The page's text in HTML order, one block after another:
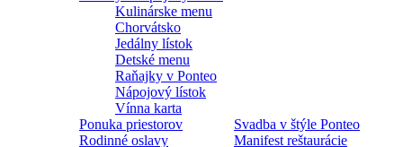
Kulinárske menu
Chorvátsko
Jedálny lístok
Detské menu
Raňajky v Ponteo
Nápojový lístok
Vínna karta
Ponuka priestorov
Svadba v štýle Ponteo
Rodinné oslavy
Manifest reštaurácie